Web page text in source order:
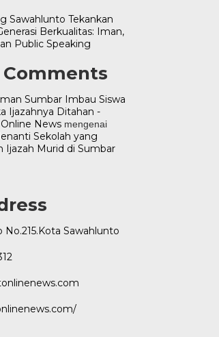
Sawahlunto Tekankan
Berkualitas: Iman,
Public Speaking
Sumbar Imbau Siswa
Ijazahnya Ditahan -
Online Newsmengenai
Sekolah yang
Ijazah Murid di Sumbar
No.215.Kota Sawahlunto